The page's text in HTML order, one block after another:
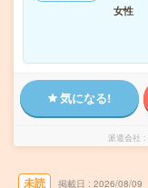
女性
気になる!
派遣会社
未読 掲載日 2026/08/09